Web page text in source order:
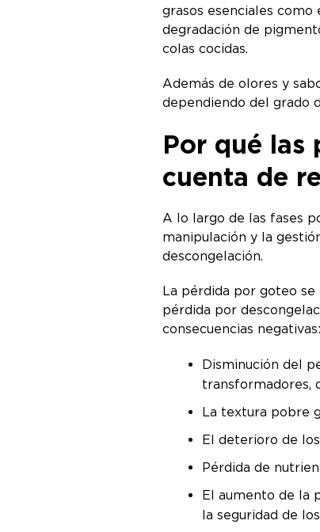
grasos esenciales como
degradación de
colas cocidas.
Además de olores y
dependiendo del grado
Por qué las
cuenta de
A lo largo de las fases
manipulación y la
descongelación.
La pérdida por goteo
pérdida por
consecuencias
Disminución del
transformadores,
La textura pobre
El deterioro de
Pérdida de
El aumento de la
la seguridad de